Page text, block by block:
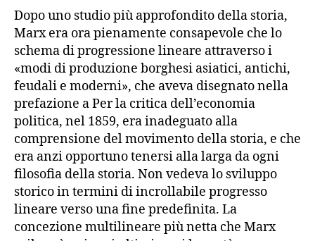
Dopo uno studio più approfondito della storia,
Marx era ora pienamente consapevole che lo
schema di progressione lineare attraverso i
«modi di produzione borghesi asiatici, antichi,
feudali e moderni», che aveva disegnato nella
prefazione a Per la critica dell’economia
politica, nel 1859, era inadeguato alla
comprensione del movimento della storia, e che
era anzi opportuno tenersi alla larga da ogni
filosofia della storia. Non vedeva lo sviluppo
storico in termini di incrollabile progresso
lineare verso una fine predefinita. La
concezione multilineare più netta che Marx